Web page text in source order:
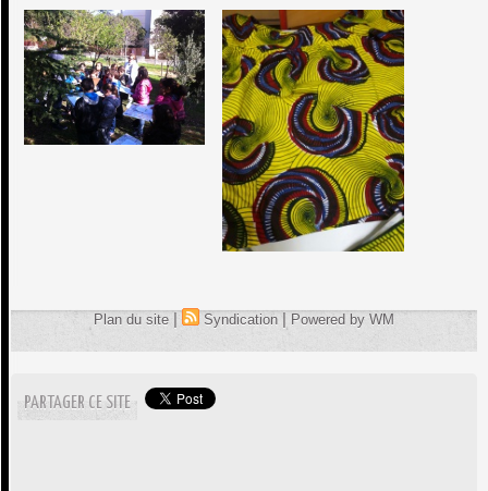
Plan du site | Syndication | Powered by WM
PARTAGER CE SITE